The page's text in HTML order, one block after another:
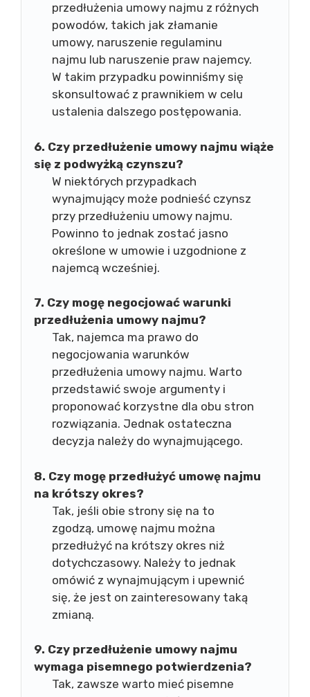
przedłużenia umowy najmu z różnych
powodów, takich jak złamanie
umowy, naruszenie regulaminu
najmu lub naruszenie praw najemcy.
W takim przypadku powinniśmy się
skonsultować z prawnikiem w celu
ustalenia dalszego postępowania.
6. Czy przedłużenie umowy najmu wiąże
się z podwyżką czynszu?
W niektórych przypadkach
wynajmujący może podnieść czynsz
przy przedłużeniu umowy najmu.
Powinno to jednak zostać jasno
określone w umowie i uzgodnione z
najemcą wcześniej.
7. Czy mogę negocjować warunki
przedłużenia umowy najmu?
Tak, najemca ma prawo do
negocjowania warunków
przedłużenia umowy najmu. Warto
przedstawić swoje argumenty i
proponować korzystne dla obu stron
rozwiązania. Jednak ostateczna
decyzja należy do wynajmującego.
8. Czy mogę przedłużyć umowę najmu
na krótszy okres?
Tak, jeśli obie strony się na to
zgodzą, umowę najmu można
przedłużyć na krótszy okres niż
dotychczasowy. Należy to jednak
omówić z wynajmującym i upewnić
się, że jest on zainteresowany taką
zmianą.
9. Czy przedłużenie umowy najmu
wymaga pisemnego potwierdzenia?
Tak, zawsze warto mieć pisemne